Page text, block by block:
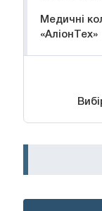
Медичні
«АліонТех»